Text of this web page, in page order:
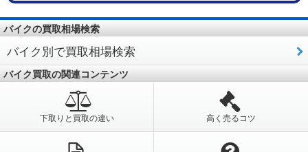
バイクの買取相場検索
バイク別で買取相場検索
バイク買取の関連コンテンツ
下取りと買取の違い 高く売るコツ